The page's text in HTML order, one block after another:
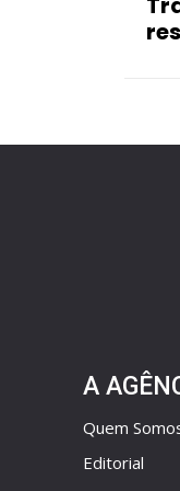
A
Quem
Editorial